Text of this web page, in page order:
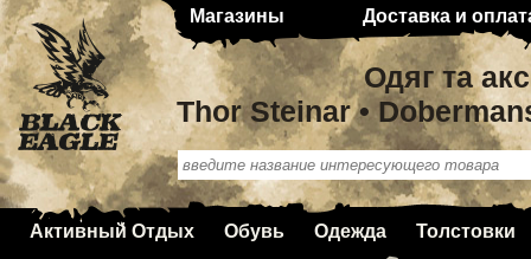
Магазины Доставка и
Одяг та
Thor Steinar •
Активный Отдых Обувь Одежда Толстовки